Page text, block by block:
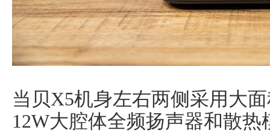
当贝X5机身左右两侧采用大
12W大腔体全频扬声器和散热